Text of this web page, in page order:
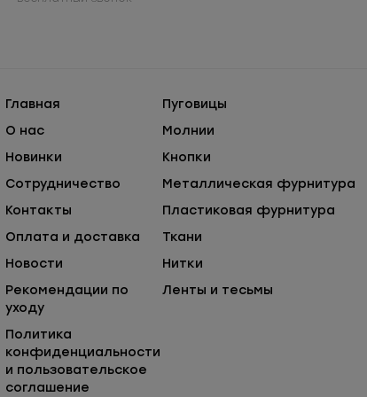
Главная
О нас
Новинки
Сотрудничество
Контакты
Оплата и доставка
Новости
Рекомендации по
уходу
Политика
конфиденциальности
и пользовательское
соглашение
Пуговицы
Молнии
Кнопки
Металлическая фурнитура
Пластиковая фурнитура
Ткани
Нитки
Ленты и тесьмы